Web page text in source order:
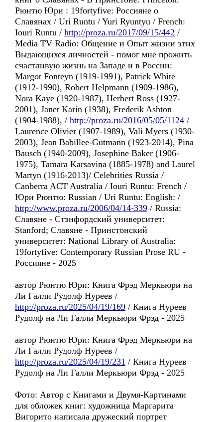
Рюнтю Юри : 19fortyfive: Россиянe o
Славянax / Uri Runtu / Yuri Ryuntyu / French:
Iouri Runtu / http://proza.ru/2017/09/15/442 /
Media TV Radio: Общение и Опыт жизни этих
Выдающихся личностей - помог мне прожить
счастливую жизнь на Западе и в России:
Margot Fonteyn (1919-1991), Patrick White
(1912-1990), Robert Helpmann (1909-1986),
Nora Kaye (1920-1987), Herbert Ross (1927-
2001), Janet Karin (1938), Frederik Ashton
(1904-1988), / http://proza.ru/2016/05/05/1124 /
Laurence Olivier (1907-1989), Vali Myers (1930-
2003), Jean Babillee-Gutmann (1923-2014), Pina
Bausch (1940-2009), Josephine Baker (1906-
1975), Tamara Karsavina (1885-1978) and Laurel
Martyn (1916-2013)/ Celebrities Russia /
Canberra ACT Australia / Iouri Runtu: French /
Юри Рюнтю: Russian / Uri Runtu: English: /
http://www.proza.ru/2006/04/14-339 / Russia:
Славянe - Стэнфордский университет:
Stanford; Славянe - Принстонский
университет: National Library of Australia:
19fortyfive: Contemporary Russian Prose RU -
Россиянe - 2025
автор Рюнтю Юри: Книга Фрэд Меркьюри на
Ли Галли Рудолф Нуреев /
http://proza.ru/2025/04/19/169 / Книга Нуреев
Рудолф на Ли Галли Меркьюри Фрэд - 2025
автор Рюнтю Юри: Книга Фрэд Меркьюри на
Ли Галли Рудолф Нуреев /
http://proza.ru/2025/04/19/231 / Книга Нуреев
Рудолф на Ли Галли Меркьюри Фрэд - 2025
Фото: Автор с Книгами и Двумя-Картинами
для обложек книг: художница Маргарита
Вигорито написала дружеский портрет